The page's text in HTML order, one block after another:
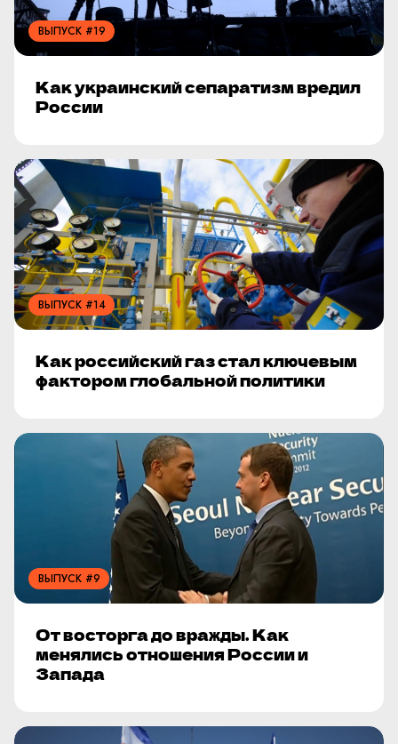
ВЫПУСК #19
Как украинский сепаратизм вредил
России
ВЫПУСК #14
Как российский газ стал ключевым
фактором глобальной политики
ВЫПУСК #9
От восторга до вражды. Как
менялись отношения России и
Запада